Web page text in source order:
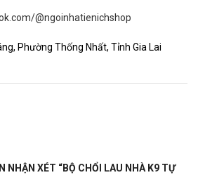
@ngoinhatienichshop
Phường Thống Nhất, Tỉnh Gia Lai
NHẬN XÉT “BỘ CHỔI LAU NHÀ K9 TỰ